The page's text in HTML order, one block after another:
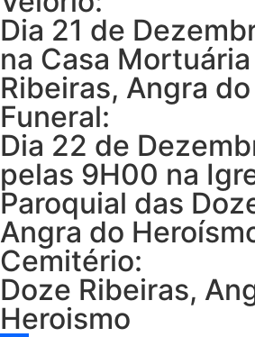
Dia 21 de
na Casa
Ribeiras, Angra
Funeral:
Dia 22 de
pelas 9H00 na
Paroquial das
Angra do
Cemitério:
Doze Ribeiras,
Heroismo